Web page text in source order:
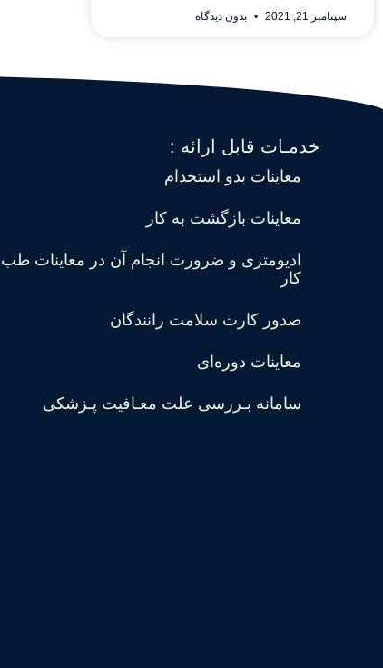
سپتامبر 21, 2021 بدون دیدگاه
خدمـات قابل ارائه :
معاینات بدو استخدام
معاینات بازگشت به کار
ادیومتری و ضرورت انجام آن در معاینات طب
کار
صدور کارت سلامت رانندگان
معاینات دوره‌ای
سامانه بـررسی علت معـافیت پـزشکی